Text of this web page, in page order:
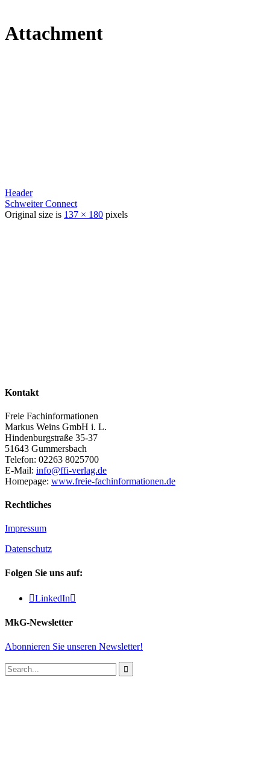
Attachment
Header
Schweiter Connect
Original size is 137 × 180 pixels
Kontakt
Freie Fachinformationen
Markus Weins GmbH i. L.
Hindenburgstraße 35-37
51643 Gummersbach
Telefon: 02263 8025700
E-Mail: info@ffi-verlag.de
Homepage: www.freie-fachinformationen.de
Rechtliches
Impressum
Datenschutz
Folgen Sie uns auf:
LinkedIn
MkG-Newsletter
Abonnieren Sie unseren Newsletter!
